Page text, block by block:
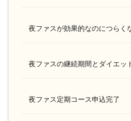
夜ファスが効果的なのにつらく
夜ファスの継続期間とダイエッ
夜ファス定期コース申込完了